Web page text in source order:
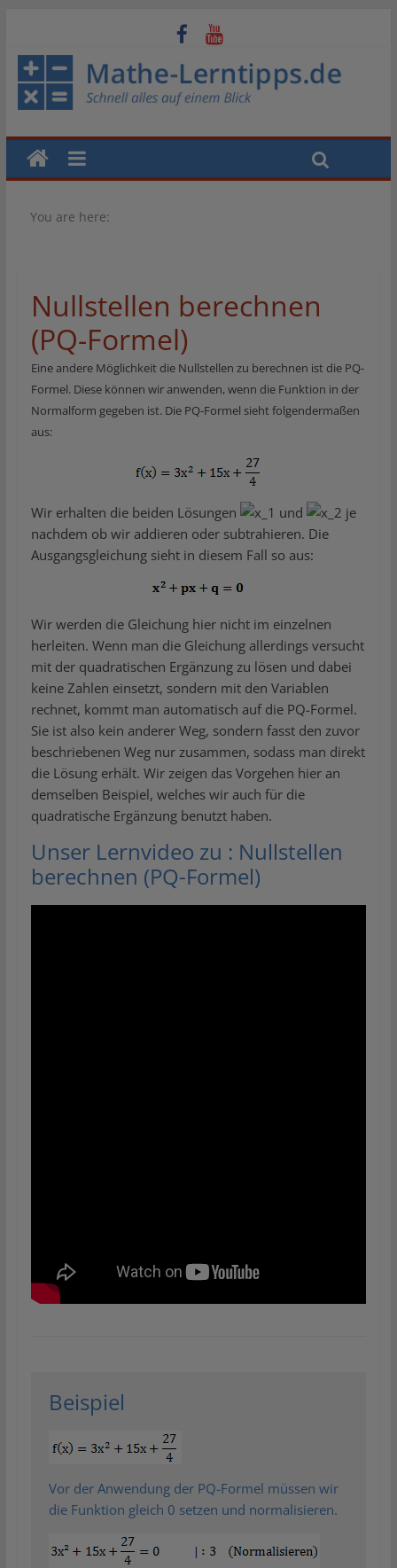
You are here:
Nullstellen berechnen
(PQ-Formel)
Eine andere Möglichkeit die Nullstellen zu berechnen ist die PQ-
Formel. Diese können wir anwenden, wenn die Funktion in der
Normalform gegeben ist. Die PQ-Formel sieht folgendermaßen
aus:
Wir erhalten die beiden Lösungen und
je
nachdem ob wir addieren oder subtrahieren. Die
Ausgangsgleichung sieht in diesem Fall so aus:
Wir werden die Gleichung hier nicht im einzelnen
herleiten. Wenn man die Gleichung allerdings versucht
mit der quadratischen Ergänzung zu lösen und dabei
keine Zahlen einsetzt, sondern mit den Variablen
rechnet, kommt man automatisch auf die PQ-Formel.
Sie ist also kein anderer Weg, sondern fasst den zuvor
beschriebenen Weg nur zusammen, sodass man direkt
die Lösung erhält. Wir zeigen das Vorgehen hier an
demselben Beispiel, welches wir auch für die
quadratische Ergänzung benutzt haben.
Unser Lernvideo zu : Nullstellen
berechnen (PQ-Formel)
Beispiel
Vor der Anwendung der PQ-Formel müssen wir
die Funktion gleich 0 setzen und normalisieren.